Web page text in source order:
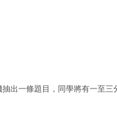
出一條題目，同學將有一至三